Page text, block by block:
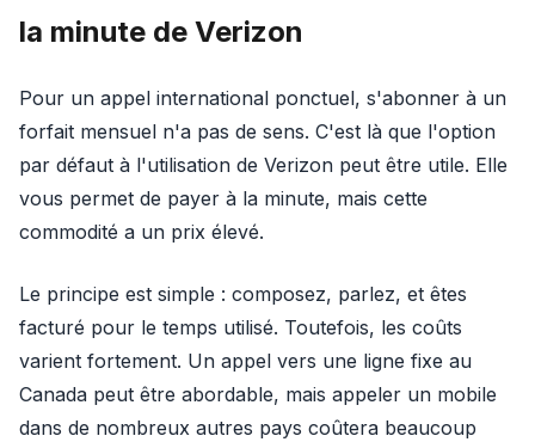
la minute de Verizon
Pour un appel international ponctuel, s'abonner à un
forfait mensuel n'a pas de sens. C'est là que l'option
par défaut à l'utilisation de Verizon peut être utile. Elle
vous permet de payer à la minute, mais cette
commodité a un prix élevé.
Le principe est simple : composez, parlez, et êtes
facturé pour le temps utilisé. Toutefois, les coûts
varient fortement. Un appel vers une ligne fixe au
Canada peut être abordable, mais appeler un mobile
dans de nombreux autres pays coûtera beaucoup